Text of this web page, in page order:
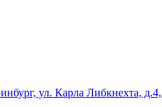
ул. Карла Либкнехта,